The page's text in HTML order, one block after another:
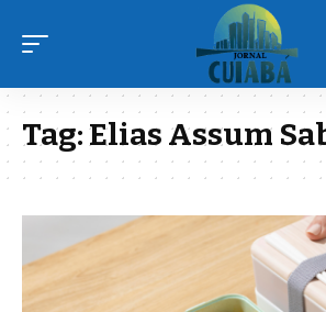
Tag:Elias Assum